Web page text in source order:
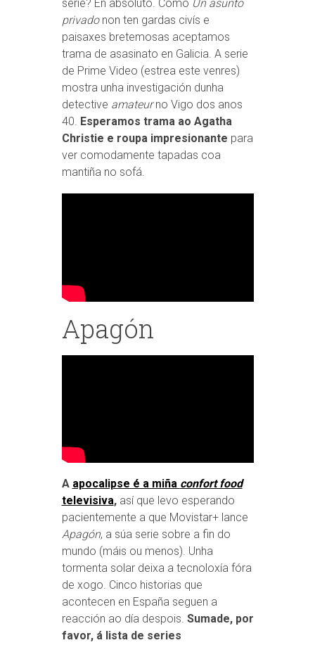
serie? En absoluto. Como Un asunto
privadonon ten gardas civís e
paisaxes bretemosas aceptamos
trama de asasinato en Galicia. A serie
de Prime Video (estrea este venres)
mostra unha investigación dunha
detective amateurno Vigo dos anos
40. Esperamos trama ao Agatha
Christie e roupa impresionante para
ver comodamente tapadas coa
mantiña no sofá.
Apagón
A apocalipse é a miña confort food
televisiva,así que levo esperando
pacientemente a que Movistar+ lance
Apagón, a súa serie sobre a fin do
mundo (máis ou menos). Unha
tormenta solar deixa a tecnoloxía fóra
de xogo. Cinco historias que
acontecen en España seguen a
reacción ao día despois. Sumade, por
favor, á lista de series